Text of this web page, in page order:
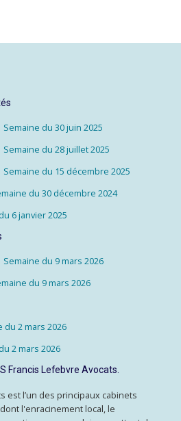
du 30 juin 2025
du 28 juillet 2025
du 15 décembre 2025
du 30 décembre 2024
6 janvier 2025
du 9 mars 2026
du 9 mars 2026
2 mars 2026
2 mars 2026
Francis Lefebvre Avocats.
est l’un des principaux cabinets
dont l'enracinement local, le